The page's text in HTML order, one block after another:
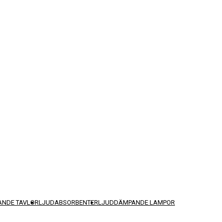
TAVLORLJUDABSORBENTERLJUDDÄMPANDE LAMPOR